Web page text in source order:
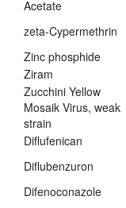
Acetate
zeta-Cypermethrin
Zinc phosphide
Ziram
Zucchini Yellow
Mosaik Virus, weak
strain
Diflufenican
Diflubenzuron
Difenoconazole